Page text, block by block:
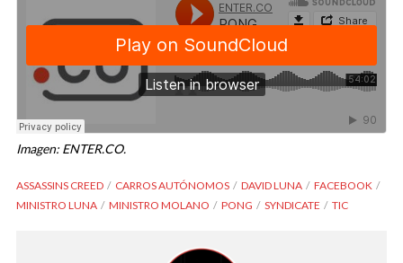
Imagen: ENTER.CO.
ASSASSINS CREED CARROS AUTÓNOMOS DAVID LUNA
FACEBOOK
MINISTRO LUNA
MINISTRO MOLANO PONG SYNDICATE TIC